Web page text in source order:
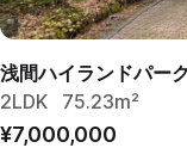
浅間ハイランドパー
2LDK
75.23m²
¥7,000,000